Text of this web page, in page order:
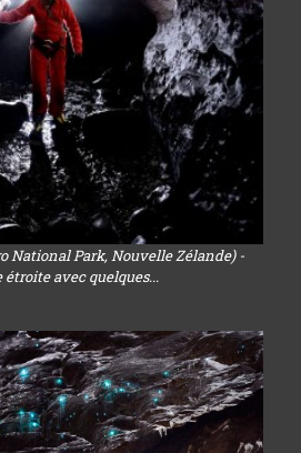
National Park, Nouvelle Zélande) -
avec quelques...